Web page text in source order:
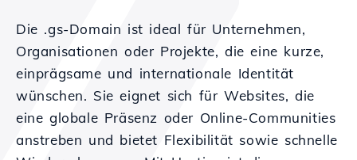
Die .gs-Domain ist ideal für Unternehmen,
Organisationen oder Projekte, die eine kurze,
einprägsame und internationale Identität
wünschen. Sie eignet sich für Websites, die
eine globale Präsenz oder Online-Communities
anstreben und bietet Flexibilität sowie schnelle